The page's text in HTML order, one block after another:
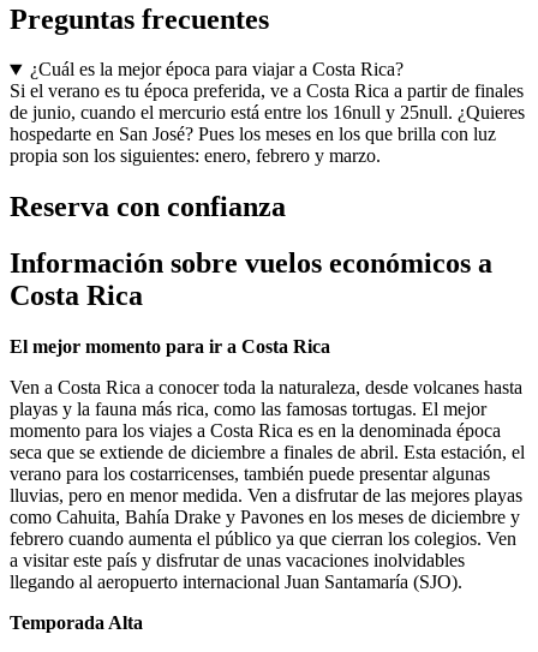
Preguntas frecuentes
¿Cuál es la mejor época para viajar a Costa Rica?
Si el verano es tu época preferida, ve a Costa Rica a partir de finales
de junio, cuando el mercurio está entre los 16null y 25null. ¿Quieres
hospedarte en San José? Pues los meses en los que brilla con luz
propia son los siguientes: enero, febrero y marzo.
Reserva con confianza
Información sobre vuelos económicos a
Costa Rica
El mejor momento para ir a Costa Rica
Ven a Costa Rica a conocer toda la naturaleza, desde volcanes hasta
playas y la fauna más rica, como las famosas tortugas. El mejor
momento para los viajes a Costa Rica es en la denominada época
seca que se extiende de diciembre a finales de abril. Esta estación, el
verano para los costarricenses, también puede presentar algunas
lluvias, pero en menor medida. Ven a disfrutar de las mejores playas
como Cahuita, Bahía Drake y Pavones en los meses de diciembre y
febrero cuando aumenta el público ya que cierran los colegios. Ven
a visitar este país y disfrutar de unas vacaciones inolvidables
llegando al aeropuerto internacional Juan Santamaría (SJO).
Temporada Alta